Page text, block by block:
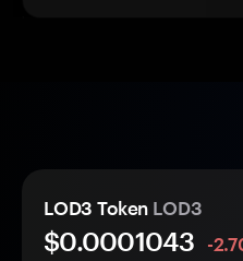
LOD3 Token LOD3
$0.0001043
-